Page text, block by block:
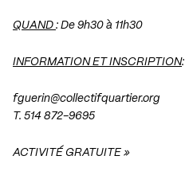
QUAND : De 9h30 à 11h30
INFORMATION ET INSCRIPTION:
fguerin@collectifquartier.org
T. 514 872-9695
ACTIVITÉ GRATUITE »